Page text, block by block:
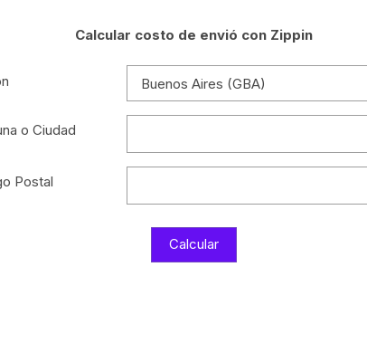
Calcular costo de envió con Zippin
o Ciudad
Postal